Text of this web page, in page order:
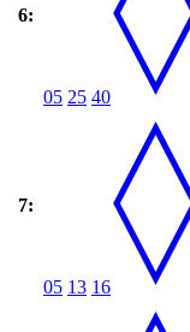
6:
05 25 40
7:
05 13 16